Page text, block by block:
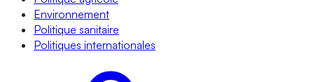
Environnement
Politique sanitaire
Politiques internationales